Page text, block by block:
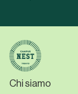
Chi siamo